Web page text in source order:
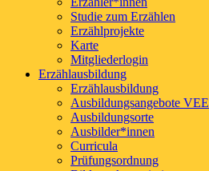
Studie zum Erzählen
Erzählprojekte
Karte
Mitgliederlogin
Erzählausbildung
Erzählausbildung
Ausbildungsangebote VEE
Ausbildungsorte
Ausbilder*innen
Curricula
Prüfungsordnung